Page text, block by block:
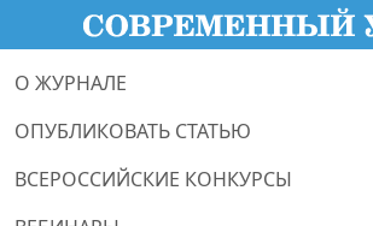
О ЖУРНАЛЕ
ОПУБЛИКОВАТЬ СТАТЬЮ
ВСЕРОССИЙСКИЕ КОНКУРСЫ